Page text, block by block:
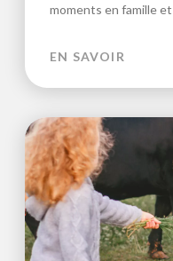
moments en famille
EN SAVOIR